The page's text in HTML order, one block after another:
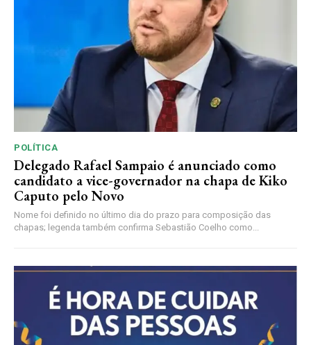
POLÍTICA
Delegado Rafael Sampaio é anunciado como
candidato a vice-governador na chapa de Kiko
Caputo pelo Novo
Nome foi definido no último dia do prazo para composição das
chapas; legenda também confirma Sebastião Coelho como...